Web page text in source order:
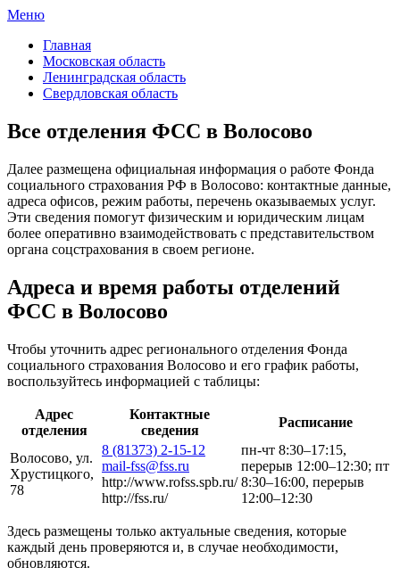
Меню
Главная
Московская область
Ленинградская область
Свердловская область
Все отделения ФСС в Волосово
Далее размещена официальная информация о работе Фонда
социального страхования РФ в Волосово: контактные данные,
адреса офисов, режим работы, перечень оказываемых услуг.
Эти сведения помогут физическим и юридическим лицам
более оперативно взаимодействовать с представительством
органа соцстрахования в своем регионе.
Адреса и время работы отделений
ФСС в Волосово
Чтобы уточнить адрес регионального отделения Фонда
социального страхования Волосово и его график работы,
воспользуйтесь информацией с таблицы:
Адрес
отделения
Контактные
сведения
Расписание
Волосово, ул.
Хрустицкого,
78
8 (81373) 2-15-12
mail-fss@fss.ru
http://www.rofss.spb.ru/
http://fss.ru/
пн-чт 8:30–17:15,
перерыв 12:00–12:30; пт
8:30–16:00, перерыв
12:00–12:30
Здесь размещены только актуальные сведения, которые
каждый день проверяются и, в случае необходимости,
обновляются.